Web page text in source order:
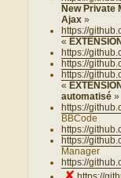
New Private
Ajax»
https://
«
https://
https://
https://
«
automatisé»
https://
BBCode
https://
https://
Manager
https://
✘